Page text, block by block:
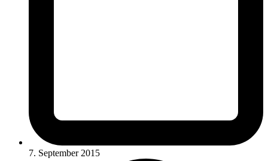
7. September 2015